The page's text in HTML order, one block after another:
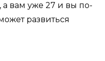
вам уже 27 и вы по-
развиться